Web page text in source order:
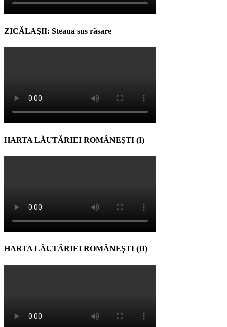
ZICĂLAŞII: Steaua sus răsare
HARTA LĂUTĂRIEI ROMÂNEŞTI (I)
HARTA LĂUTĂRIEI ROMÂNEŞTI (II)